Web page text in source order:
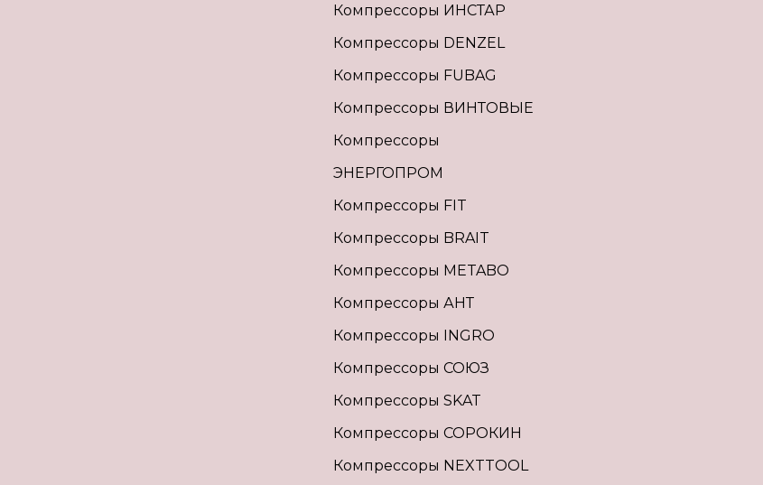
Компрессоры ИНСТАР
Компрессоры DENZEL
Компрессоры FUBAG
Компрессоры ВИНТОВЫЕ
Компрессоры
ЭНЕРГОПРОМ
Компрессоры FIT
Компрессоры BRAIT
Компрессоры METABO
Компрессоры АНТ
Компрессоры INGRO
Компрессоры СОЮЗ
Компрессоры SKAT
Компрессоры СОРОКИН
Компрессоры NEXTTOOL